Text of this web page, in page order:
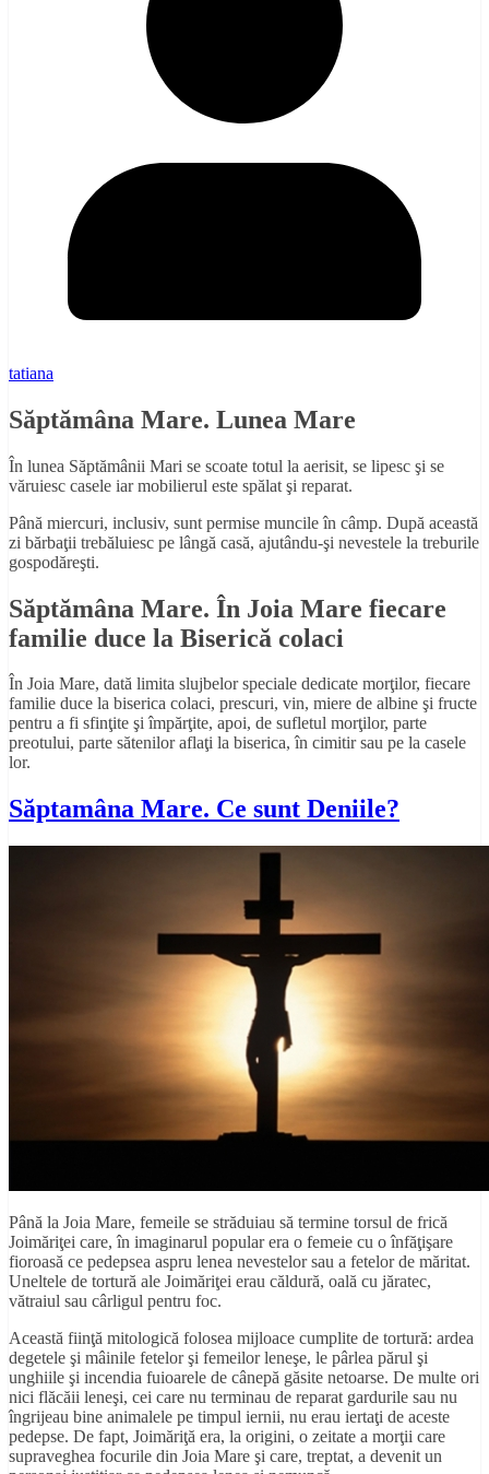
tatiana
Săptămâna Mare. Lunea Mare
În lunea Săptămânii Mari se scoate totul la aerisit, se lipesc şi se
văruiesc casele iar mobilierul este spălat şi reparat.
Până miercuri, inclusiv, sunt permise muncile în câmp. După această
zi bărbaţii trebăluiesc pe lângă casă, ajutându-şi nevestele la treburile
gospodăreşti.
Săptămâna Mare. În Joia Mare fiecare
familie duce la Biserică colaci
În Joia Mare, dată limita slujbelor speciale dedicate morţilor, fiecare
familie duce la biserica colaci, prescuri, vin, miere de albine şi fructe
pentru a fi sfinţite şi împărţite, apoi, de sufletul morţilor, parte
preotului, parte sătenilor aflaţi la biserica, în cimitir sau pe la casele
lor.
Săptamâna Mare. Ce sunt Deniile?
Până la Joia Mare, femeile se străduiau să termine torsul de frică
Joimăriţei care, în imaginarul popular era o femeie cu o înfăţişare
fioroasă ce pedepsea aspru lenea nevestelor sau a fetelor de măritat.
Uneltele de tortură ale Joimăriţei erau căldură, oală cu jăratec,
vătraiul sau cârligul pentru foc.
Această fiinţă mitologică folosea mijloace cumplite de tortură: ardea
degetele şi mâinile fetelor şi femeilor leneşe, le pârlea părul şi
unghiile şi incendia fuioarele de cânepă găsite netoarse. De multe ori
nici flăcăii leneşi, cei care nu terminau de reparat gardurile sau nu
îngrijeau bine animalele pe timpul iernii, nu erau iertaţi de aceste
pedepse. De fapt, Joimăriţă era, la origini, o zeitate a morţii care
supraveghea focurile din Joia Mare şi care, treptat, a devenit un